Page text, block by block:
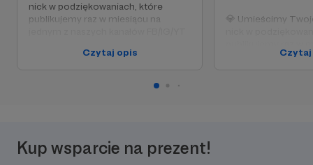
nick w podziękowaniach, które
publikujemy raz w miesiącu na
💎 Otrzymasz też zaproszenie na
Mecenasami które zorganizujemy
Czytaj opis
💎 Umieścimy
jednym z naszych
Kup wsparcie na prezent!